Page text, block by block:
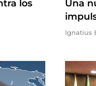
los
Una
Ignatius